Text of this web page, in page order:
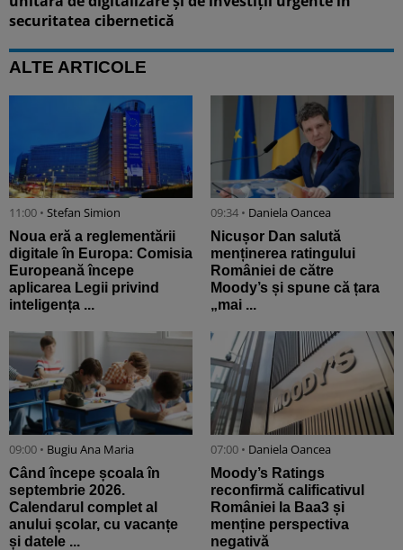
securitatea cibernetică
ALTE ARTICOLE
11:00 • Stefan Simion
Noua eră a reglementării
digitale în Europa: Comisia
Europeană începe
aplicarea Legii privind
inteligența ...
09:34 • Daniela Oancea
Nicușor Dan salută
menținerea ratingului
României de către
Moody’s și spune că țara
„mai ...
09:00 • Bugiu ⁠Ana Maria
Când începe școala în
septembrie 2026.
Calendarul complet al
anului școlar, cu vacanțe
și datele ...
07:00 • Daniela Oancea
Moody’s Ratings
reconfirmă calificativul
României la Baa3 și
menține perspectiva
negativă